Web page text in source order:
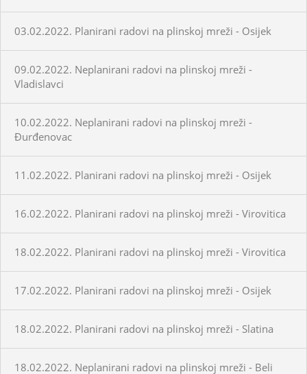
03.02.2022. Planirani radovi na plinskoj mreži - Osijek
09.02.2022. Neplanirani radovi na plinskoj mreži -
Vladislavci
10.02.2022. Neplanirani radovi na plinskoj mreži -
Đurđenovac
11.02.2022. Planirani radovi na plinskoj mreži - Osijek
16.02.2022. Planirani radovi na plinskoj mreži - Virovitica
18.02.2022. Planirani radovi na plinskoj mreži - Virovitica
17.02.2022. Planirani radovi na plinskoj mreži - Osijek
18.02.2022. Planirani radovi na plinskoj mreži - Slatina
18.02.2022. Neplanirani radovi na plinskoj mreži - Beli